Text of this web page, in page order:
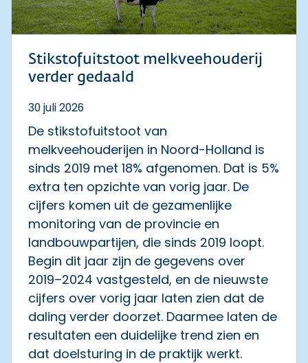
Stikstofuitstoot melkveehouderij
verder gedaald
30 juli 2026
De stikstofuitstoot van
melkveehouderijen in Noord-Holland is
sinds 2019 met 18% afgenomen. Dat is 5%
extra ten opzichte van vorig jaar. De
cijfers komen uit de gezamenlijke
monitoring van de provincie en
landbouwpartijen, die sinds 2019 loopt.
Begin dit jaar zijn de gegevens over
2019–2024 vastgesteld, en de nieuwste
cijfers over vorig jaar laten zien dat de
daling verder doorzet. Daarmee laten de
resultaten een duidelijke trend zien en
dat doelsturing in de praktijk werkt.